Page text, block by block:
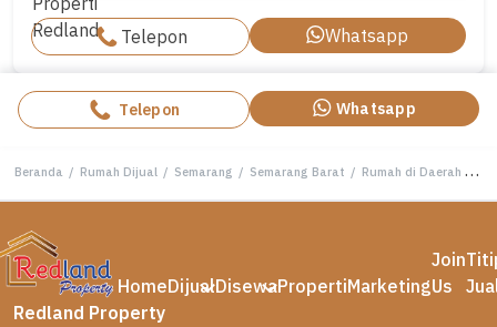
Telepon Whatsapp
Telepon Whatsapp
Beranda / Rumah Dijual / Semarang / Semarang Barat / Rumah di Daerah Semarang Barat Vn 7331
HomeDijualDisewaPropertiMarketing
Join
Us
Redland Property